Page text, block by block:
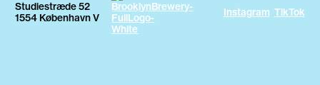
Studiestræde 52
1554 København V
Instagram TikTok